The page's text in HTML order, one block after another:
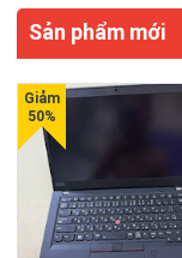
Sản phẩm mới